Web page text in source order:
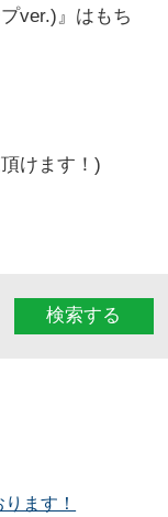
ver.)』はもち
けます！)
検索する
ます！